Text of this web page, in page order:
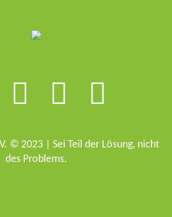
© 2023 | Sei Teil der Lösung, nicht
des Problems.